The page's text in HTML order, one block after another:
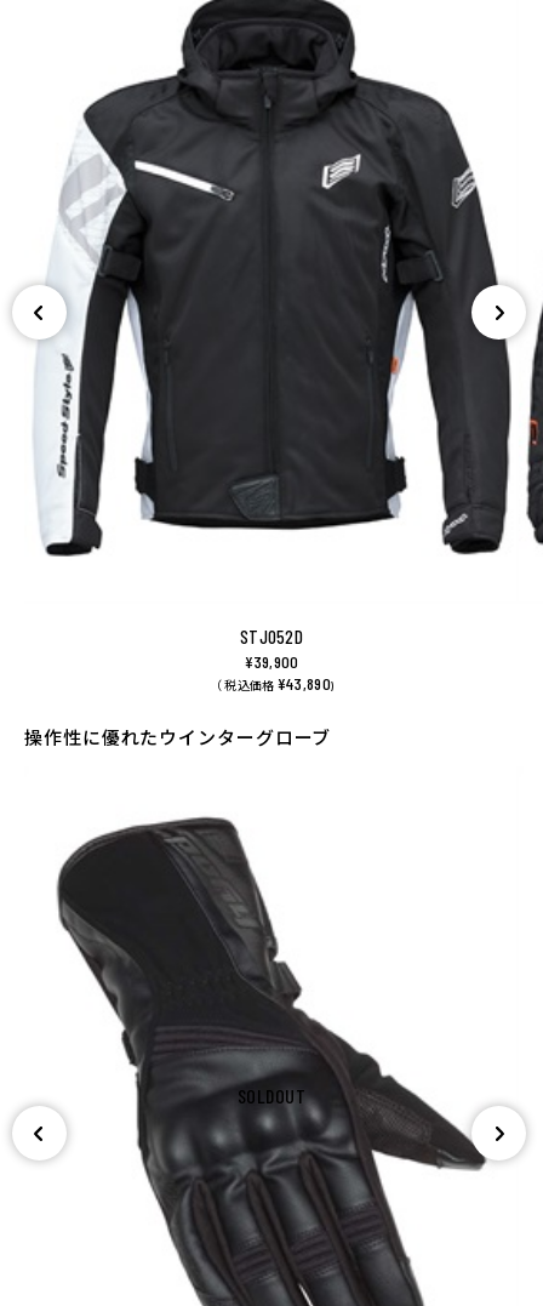
STJ052D
¥39,900
（ 税込価格 ¥43,890)
操作性に優れたウインターグローブ
SOLDOUT